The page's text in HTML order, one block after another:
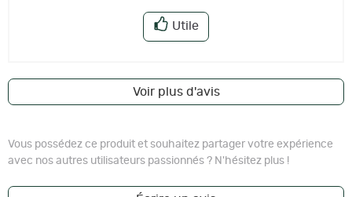
Utile
Voir plus d'avis
Vous possédez ce produit et souhaitez partager votre expérience
avec nos autres utilisateurs passionnés ? N'hésitez plus !